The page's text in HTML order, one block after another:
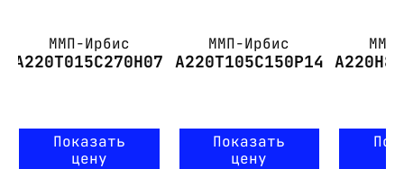
ММП-Ирбис
А220Т015С270Н07
Показать
цену
ММП-Ирбис
А220Т105С150Р14
Показать
цену